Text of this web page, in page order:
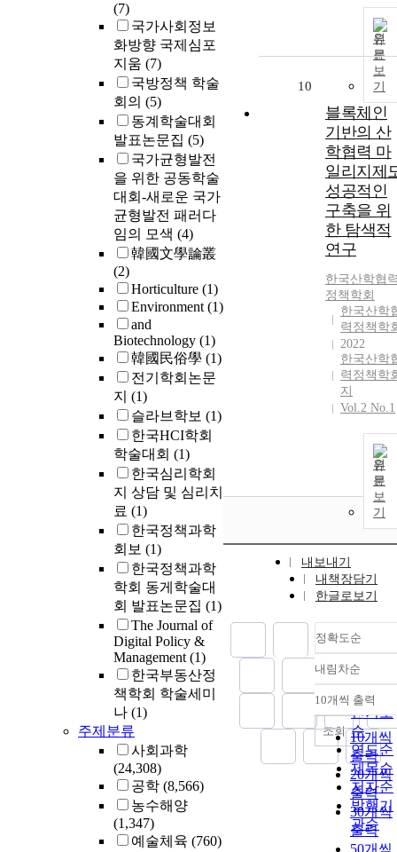
(7)
국가사회정보
화방향 국제심포
지움 (7)
국방정책 학술
회의 (5)
동계학술대회
발표논문집 (5)
국가균형발전
을 위한 공동학술
대회-새로운 국가
균형발전 패러다
임의 모색 (4)
韓國文學論叢
(2)
Horticulture (1)
Environment(1)
and
Biotechnology (1)
韓國民俗學 (1)
전기학회논문
지 (1)
슬라브학보 (1)
한국HCI학회
학술대회 (1)
한국심리학회
지 상담 및 심리치
료 (1)
한국정책과학
회보 (1)
한국정책과학
학회 동게학술대
회 발표논문집 (1)
The Journal of
Digital Policy &
Management(1)
한국부동산정
책학회 학술세미
나 (1)
주제분류
사회과학
(24,308)
공학 (8,566)
농수해양
(1,347)
예술체육 (760)
원
문
보
기
10
블록체인
기반의 산
학협력 마
일리지제
성공적인
구축을 위
한 탐색적
연구
한국산학협
정책학회
한국산학
력정책학
2022
한국산학
력정책학
지
Vol.2 No.1
원
문
보
기
내보내기
내책장담기
한글로보기
정확도순
정확도
순
인기도
순
연도순
제목순
저자순
발행기
관순
내림차순
내림차
10개씩 출력
10개씩
출력
20개씩
출력
30개씩
출력
조회